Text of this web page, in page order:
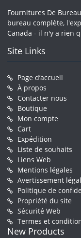
Fournitures De
bureau complète,
Canada - il n'y a rien
Site Links
Page d’accueil
À propos
Contacter nous
Boutique
Mon compte
Cart
Expédition
Liste de souhaits
Liens Web
Mentions légales
Avertissement légal
Politique de
Propriété du site
Sécurité Web
Termes et
New Products